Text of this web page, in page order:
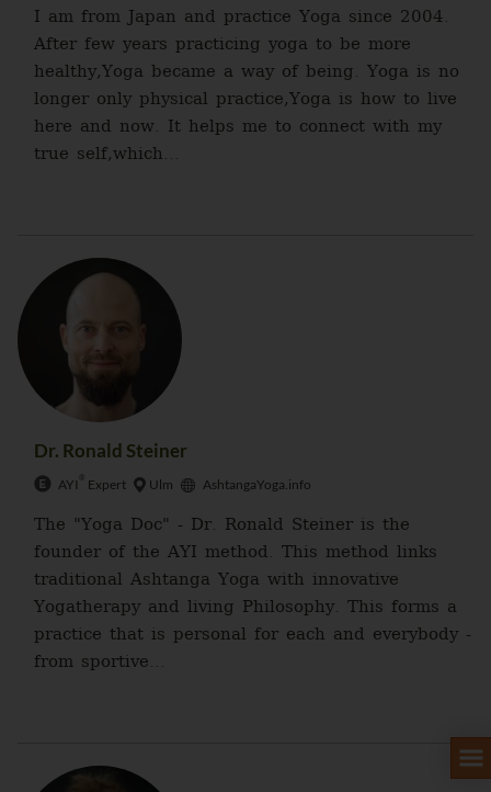
I am from Japan and practice Yoga since 2004.
After few years practicing yoga to be more
healthy,Yoga became a way of being. Yoga is no
longer only physical practice,Yoga is how to live
here and now. It helps me to connect with my
true self,which...
Dr. Ronald Steiner
AYI ® Expert Ulm AshtangaYoga.info
The "Yoga Doc" - Dr. Ronald Steiner is the
founder of the AYI method. This method links
traditional Ashtanga Yoga with innovative
Yogatherapy and living Philosophy. This forms a
practice that is personal for each and everybody -
from sportive...